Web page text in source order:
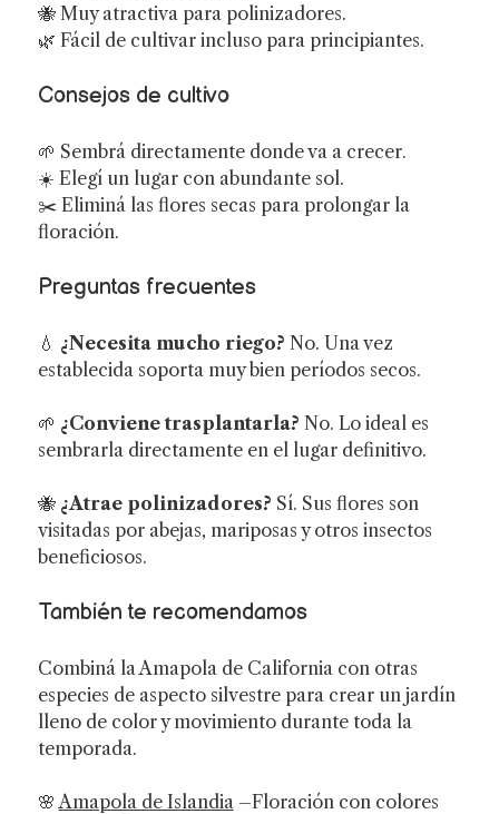
🐝 Muy atractiva para polinizadores.
🌿 Fácil de cultivar incluso para principiantes.
Consejos de cultivo
🌱 Sembrá directamente donde va a crecer.
☀️ Elegí un lugar con abundante sol.
✂️ Eliminá las flores secas para prolongar la
floración.
Preguntas frecuentes
💧 ¿Necesita mucho riego? No. Una vez
establecida soporta muy bien períodos secos.
🌱 ¿Conviene trasplantarla? No. Lo ideal es
sembrarla directamente en el lugar definitivo.
🐝 ¿Atrae polinizadores? Sí. Sus flores son
visitadas por abejas, mariposas y otros insectos
beneficiosos.
También te recomendamos
Combiná la Amapola de California con otras
especies de aspecto silvestre para crear un jardín
lleno de color y movimiento durante toda la
temporada.
🌸 Amapola de Islandia –Floración con colores